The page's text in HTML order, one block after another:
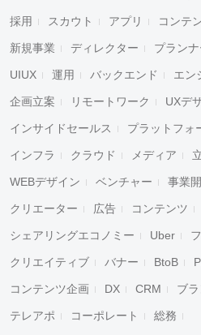
採用 スカウト アプリ コンテ
新規事業 ディレクター プランナ
UIUX 運用 バックエンド エン
企画立案 リモートワーク UXデ
インサイドセールス プラットフォ
インフラ クラウド メディア
WEBデザイン ベンチャー 事業
クリエーター 広告 コンテンツ
シェアリングエコノミー Uber
クリエイティブ バナー BtoB
コンテンツ企画 DX CRM ブ
テレアポ コーポレート 総務